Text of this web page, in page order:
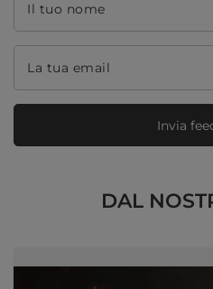
Il tuo nome
La tua email
Invia
DAL